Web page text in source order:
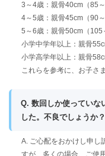
3～4歳：親骨40cm（85～
4～5歳：親骨45cm（90～
5～6歳：親骨50cm（105
小学中学年以上：親骨
小学高学年以上：親骨
これらを参考に、お子さ
Q. 数回しか使っていな
した。不良でしょうか？
A. ご心配をおかけし申し